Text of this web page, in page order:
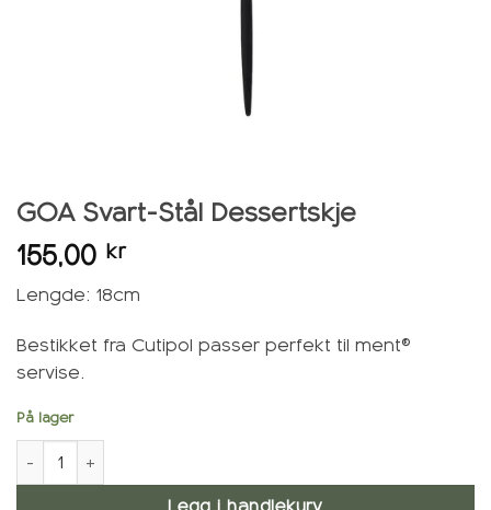
GOA Svart-Stål Dessertskje
155,00 kr
Lengde: 18cm
Bestikket fra Cutipol passer perfekt til ment®
servise.
På lager
GOA Svart-Stål Dessertskje antall